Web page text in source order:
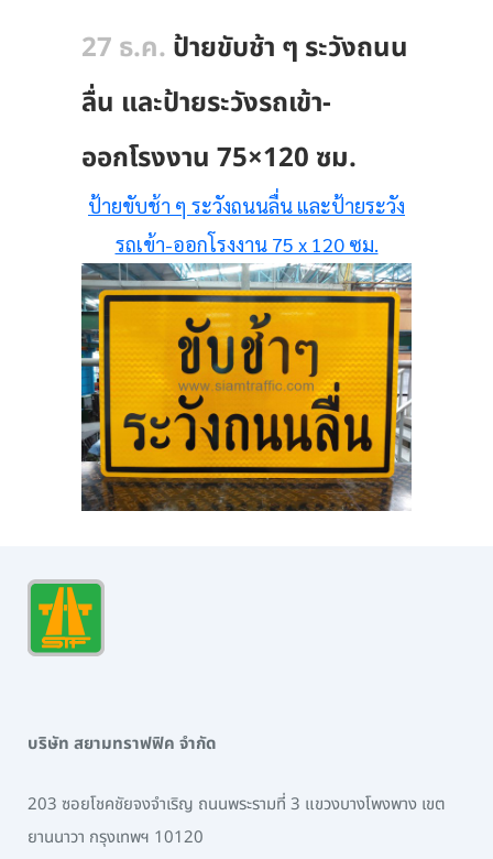
27 ธ.ค. ป้ายขับช้า ๆ ระวังถนน
ลื่น และป้ายระวังรถเข้า-
ออกโรงงาน 75×120 ซม.
ป้ายขับช้า ๆ ระวังถนนลื่น และป้ายระวัง
รถเข้า-ออกโรงงาน 75 x 120 ซม.
บริษัท สยามทราฟฟิค จำกัด
203 ซอยโชคชัยจงจำเริญ ถนนพระรามที่ 3 แขวงบางโพงพาง เขต
ยานนาวา กรุงเทพฯ 10120